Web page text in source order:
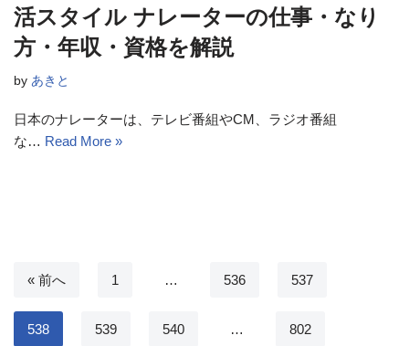
活スタイル ナレーターの仕事・なり
方・年収・資格を解説
by あきと
日本のナレーターは、テレビ番組やCM、ラジオ番組
な… Read More »
« 前へ 1 … 536 537
538 539 540 … 802